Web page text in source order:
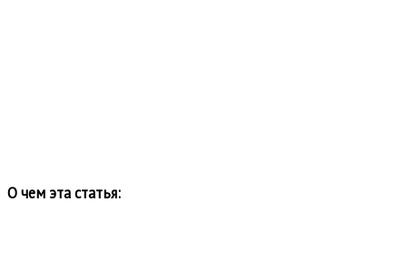
О чем эта статья: